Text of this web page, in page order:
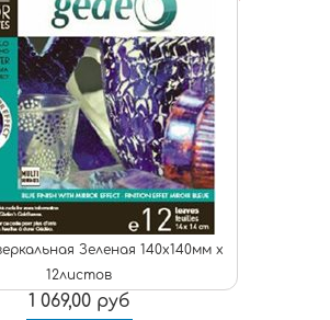
Зеленая 140х140мм х
12листов
1 069,00 руб